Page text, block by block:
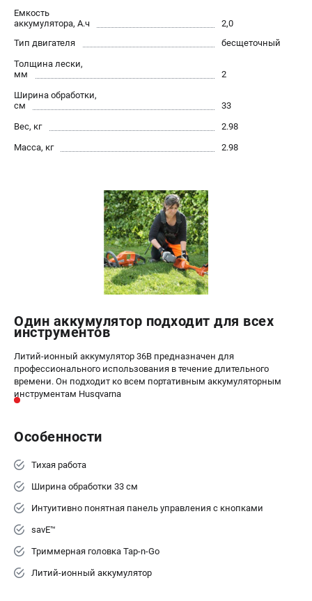
Тракторы
Райдеры
СТРОИТЕЛЬНАЯ ТЕХНИКА
Алмазные диски
Бурильные установки
Промышленные пылесосы
ПОЛЕЗНАЯ ИНФОРМАЦИЯ
Таблица ножей для газонокосилок Husqvarna
5 часто задаваемых вопросов при покупке бензопилы
Как подготовить топливную смесь?
Полезные статьи
Глоссарий терминов
Информация размещённая на сайте не является публичной
Режим работы колл-центра:
пн-пт - с 9:00 до 18:00
ЗАКАЗ ЗАПЧАСТЕЙ
zakaz@hustorg.ru
Емкость
аккумулятора, А.ч
2,0
Тип двигателя
бесщеточный
Толщина лески,
мм
2
Ширина обработки,
см
33
Вес, кг
2.98
Масса, кг
2.98
Один аккумулятор подходит для всех
инструментов
Литий-ионный аккумулятор 36В предназначен для
профессионального использования в течение длительного
времени. Он подходит ко всем портативным аккумуляторным
инструментам Husqvarna
Особенности
Тихая работа
Ширина обработки 33 см
Интуитивно понятная панель управления с кнопками
savE™
Триммерная головка Tap-n-Go
Литий-ионный аккумулятор